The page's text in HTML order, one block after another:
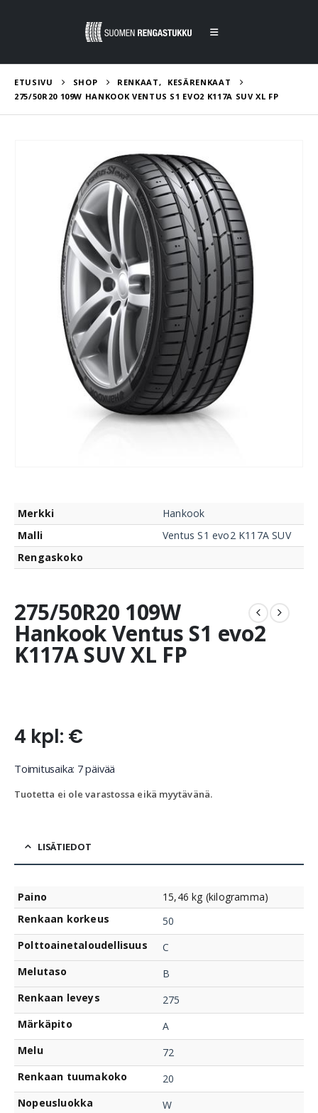
ETUSIVU SHOP RENKAAT,
KESÄRENKAAT
275/50R20 109W HANKOOK VENTUS S1 EVO2 K117A SUV XL FP
Merkki
Hankook
Malli
Ventus S1 evo2 K117A SUV
Rengaskoko
275/50R20 109W
Hankook Ventus S1 evo2
K117A SUV XL FP
4 kpl: €
Toimitusaika: 7 päivää
Tuotetta ei ole varastossa eikä myytävänä.
LISÄTIEDOT
Paino
15,46 kg (kilogramma)
Renkaan korkeus
50
Polttoainetaloudellisuus
C
Melutaso
B
Renkaan leveys
275
Märkäpito
A
Melu
72
Renkaan tuumakoko
20
Nopeusluokka
W